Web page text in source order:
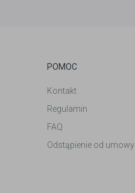
POMOC
Kontakt
Regulamin
FAQ
Odstąpienie od umowy